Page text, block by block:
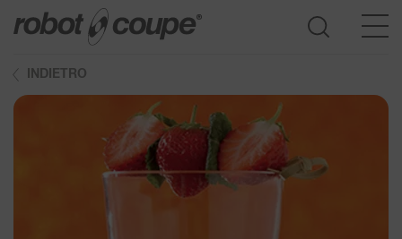
INDIETRO
Accedi guida alla selezione